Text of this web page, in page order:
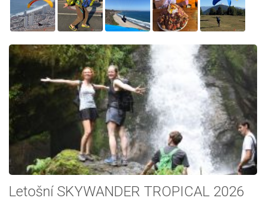
Letošní SKYWANDER TROPICAL 2026